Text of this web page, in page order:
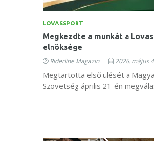
LOVASSPORT
Megkezdte a munkát a
elnöksége
Riderline Magazin 2026. május
Megtartotta első ülését a
Szövetség április 21-én